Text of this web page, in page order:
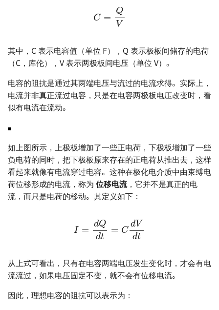
QV
其中，C 表示电容值（单位 F），Q 表示极板间储存的电荷
（C，库伦），V 表示两极板间电压（单位 V）。
电容的阻抗是通过其两端电压与流过的电流求得。实际上，
电流并非真正流过电容，只是在电容两极板电压改变时，看
似有电流在流动。
如上图所示，上极板增加了一些正电荷，下极板增加了一些
负电荷的同时，把下极板原来存在的正电荷从推出去，这样
看起来就像有电流穿过电容。这种在极化电介质中由束缚电
荷位移形成的电流，称为 位移电流，它并不是真正的电
流，而只是电荷的移动。其定义如下：
Qdt Vd
从上式可看出，只有在电容两端电压发生变化时，才会有电
流流过，如果电压固定不变，就不会有位移电流。
因此，理想电容的阻抗可以表示为：